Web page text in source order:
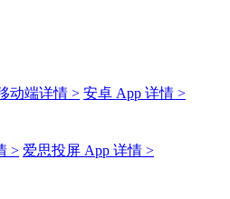
动端详情 > 安卓 App 详情 >
> 爱思投屏 App 详情 >